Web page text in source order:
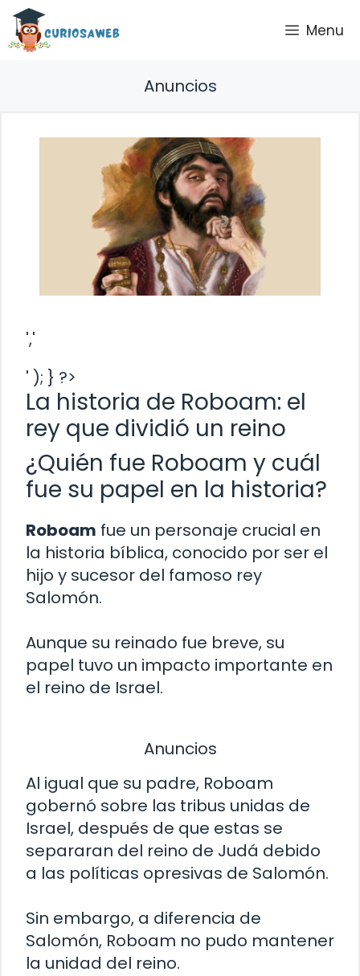
Saltar
contenido
Menu
Anuncios
','
' ); } ?>
La historia de Roboam: el
rey que dividió un reino
¿Quién fue Roboam y cuál
fue su papel en la historia?
Roboam fue un personaje crucial en
la historia bíblica, conocido por ser el
hijo y sucesor del famoso rey
Salomón.
Aunque su reinado fue breve, su
papel tuvo un impacto importante en
el reino de Israel.
Anuncios
Al igual que su padre, Roboam
gobernó sobre las tribus unidas de
Israel, después de que estas se
separaran del reino de Judá debido
a las políticas opresivas de Salomón.
Sin embargo, a diferencia de
Salomón, Roboam no pudo mantener
la unidad del reino.